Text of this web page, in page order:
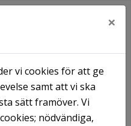
I din lägenhet
×
vi cookies för att ge
samt att vi ska
sätt framöver. Vi
nödvändiga,